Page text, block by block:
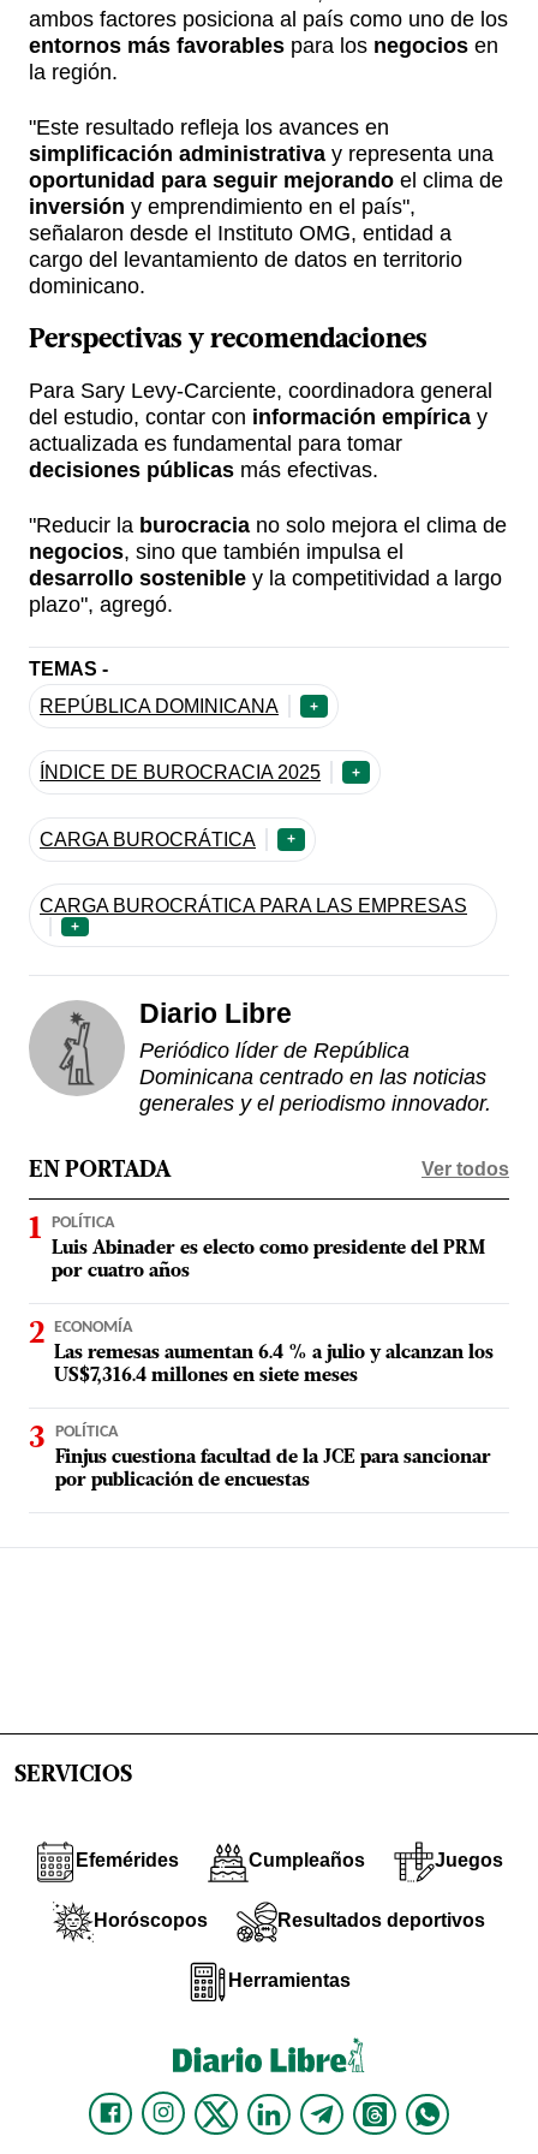
ambos factores posiciona al país como uno de los
entornos más favorables para los negocios en
la región.
"Este resultado refleja los avances en
simplificación administrativa y representa una
oportunidad para seguir mejorando el clima de
inversión y emprendimiento en el país",
señalaron desde el Instituto OMG, entidad a
cargo del levantamiento de datos en territorio
dominicano.
Perspectivas y recomendaciones
Para Sary Levy-Carciente, coordinadora general
del estudio, contar con información empírica y
actualizada es fundamental para tomar
decisiones públicas más efectivas.
"Reducir la burocracia no solo mejora el clima de
negocios, sino que también impulsa el
desarrollo sostenible y la competitividad a largo
plazo", agregó.
TEMAS -
REPÚBLICA DOMINICANA
+
ÍNDICE DE BUROCRACIA 2025 +
CARGA BUROCRÁTICA +
CARGA BUROCRÁTICA PARA LAS EMPRESAS
+
Diario Libre
Periódico líder de República
Dominicana centrado en las noticias
generales y el periodismo innovador.
EN PORTADA Ver todos
POLÍTICA
Luis Abinader es electo como presidente del PRM
por cuatro años
ECONOMÍA
Las remesas aumentan 6.4 % a julio y alcanzan los
US$7,316.4 millones en siete meses
POLÍTICA
Finjus cuestiona facultad de la JCE para sancionar
por publicación de encuestas
SERVICIOS
Efemérides Cumpleaños Juegos
Horóscopos Resultados deportivos
Herramientas